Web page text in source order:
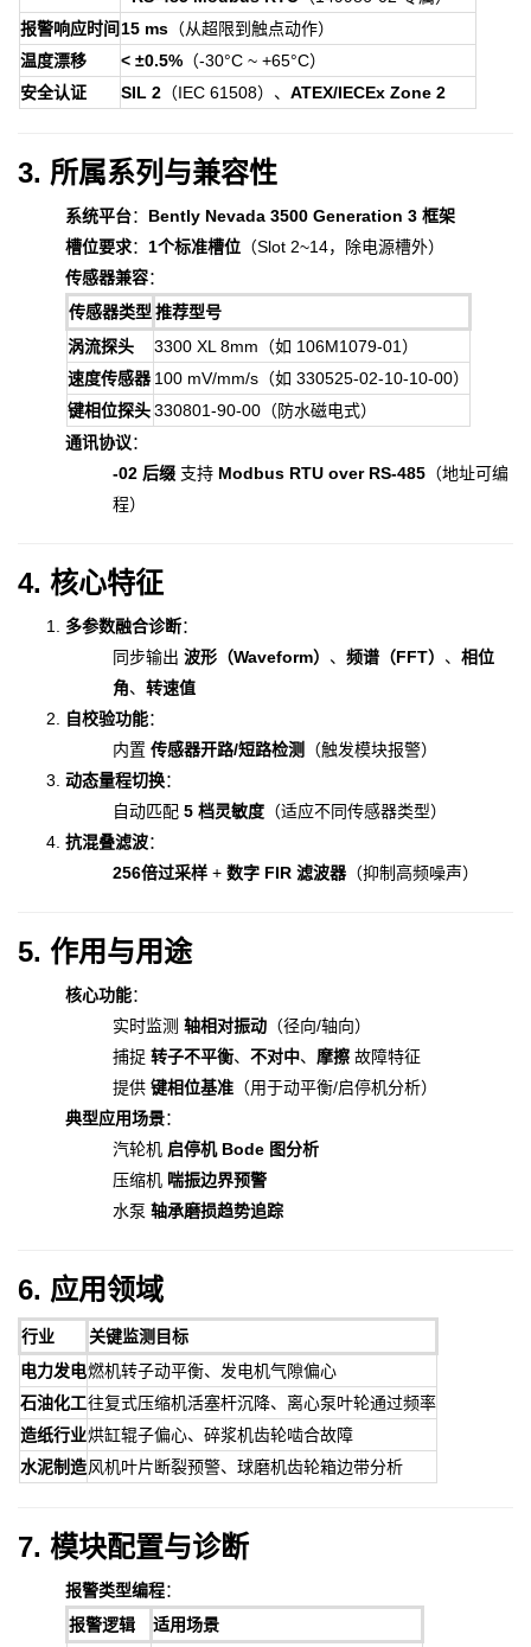
报警响应时间 15 ms （从超限到触点动作）
温度漂移
< ±0.5% （-30°C ~ +65°C）
安全认证
SIL 2 （IEC 61508）、 ATEX/IECEx Zone 2
3. 所属系列与兼容性
系统平台： Bently Nevada 3500 Generation 3 框架
槽位要求： 1个标准槽位 （Slot 2~14，除电源槽外）
传感器兼容：
传感器类型 推荐型号
涡流探头
3300 XL 8mm（如 106M1079-01）
速度传感器 100 mV/mm/s（如 330525-02-10-10-00）
键相位探头330801-90-00（防水磁电式）
通讯协议：
-02 后缀 支持 Modbus RTU over RS-485 （地址可编
程）
4. 核心特征
多参数融合诊断：
同步输出 波形（Waveform） 、 频谱（FFT） 、 相位
角、 转速值
自校验功能：
内置 传感器开路/短路检测
（触发模块报警）
动态量程切换：
自动匹配 5 档灵敏度 （适应不同传感器类型）
抗混叠滤波：
256倍过采样 + 数字 FIR 滤波器（抑制高频噪声）
5. 作用与用途
核心功能：
实时监测 轴相对振动 （径向/轴向）
捕捉 转子不平衡、 不对中、 摩擦 故障特征
提供 键相位基准 （用于动平衡/启停机分析）
典型应用场景：
汽轮机 启停机 Bode 图分析
压缩机 喘振边界预警
水泵 轴承磨损趋势追踪
6. 应用领域
行业
关键监测目标
电力发电燃机转子动平衡、发电机气隙偏心
石油化工往复式压缩机活塞杆沉降、离心泵叶轮通过频率
造纸行业烘缸辊子偏心、碎浆机齿轮啮合故障
水泥制造风机叶片断裂预警、球磨机齿轮箱边带分析
7. 模块配置与诊断
报警类型编程：
报警逻辑
适用场景